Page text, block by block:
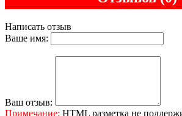
Написать отзыв
Ваше имя:
Ваш отзыв:
Примечание: HTML разметка не